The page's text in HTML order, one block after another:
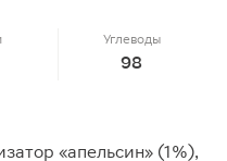
Углеводы
98
«апельсин» (1%),